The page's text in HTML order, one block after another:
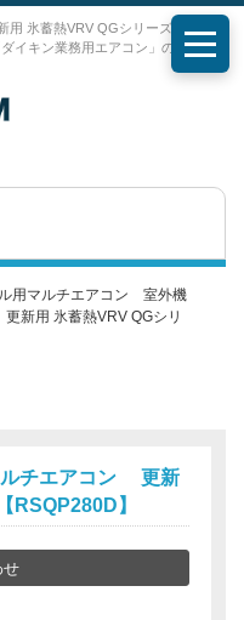
氷蓄熱VRV QGシリーズ
イキン業務用エアコン」の購入・メニ
用マルチエアコン 室外機
新用 氷蓄熱VRV QGシリ
ルチエアコン 更新
RSQP280D】
せ